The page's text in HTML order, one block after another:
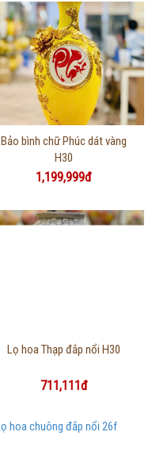
Thông tin chi tiết
Bảo bình chữ Phúc dát vàng
H30
1,199,999đ
Thông tin chi tiết
Lọ hoa Thạp đắp nổi H30
711,111đ